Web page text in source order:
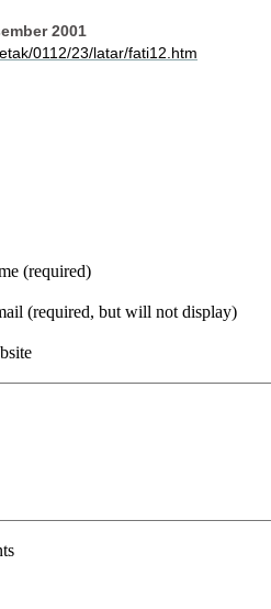
2001
0112/23/latar/fati12.htm
(required)
(required, but will not display)